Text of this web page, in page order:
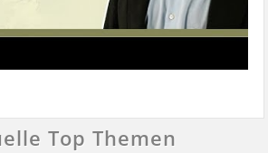
Top Themen